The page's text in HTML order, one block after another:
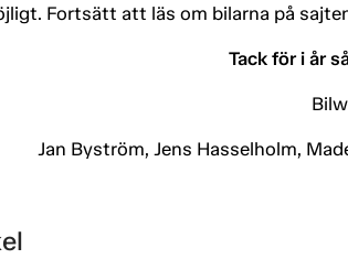
Fortsätt att läs om bilarna på
Tack för i år
Jan Byström, Jens Hasselholm,